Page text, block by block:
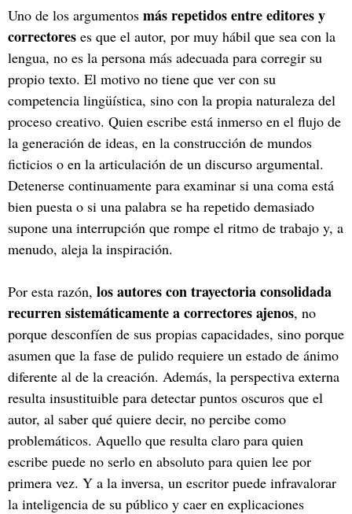
Uno de los argumentos más repetidos entre editores y
correctores es que el autor, por muy hábil que sea con la
lengua, no es la persona más adecuada para corregir su
propio texto. El motivo no tiene que ver con su
competencia lingüística, sino con la propia naturaleza del
proceso creativo. Quien escribe está inmerso en el flujo de
la generación de ideas, en la construcción de mundos
ficticios o en la articulación de un discurso argumental.
Detenerse continuamente para examinar si una coma está
bien puesta o si una palabra se ha repetido demasiado
supone una interrupción que rompe el ritmo de trabajo y, a
menudo, aleja la inspiración.
Por esta razón, los autores con trayectoria consolidada
recurren sistemáticamente a correctores ajenos, no
porque desconfíen de sus propias capacidades, sino porque
asumen que la fase de pulido requiere un estado de ánimo
diferente al de la creación. Además, la perspectiva externa
resulta insustituible para detectar puntos oscuros que el
autor, al saber qué quiere decir, no percibe como
problemáticos. Aquello que resulta claro para quien
escribe puede no serlo en absoluto para quien lee por
primera vez. Y a la inversa, un escritor puede infravalorar
la inteligencia de su público y caer en explicaciones